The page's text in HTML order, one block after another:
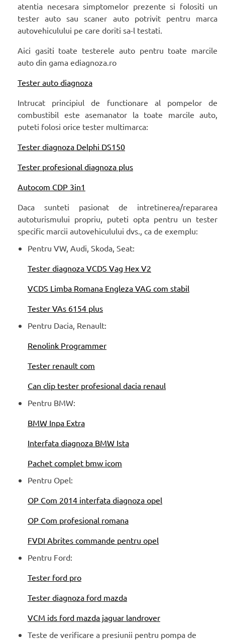
atentia necesara simptomelor prezente si folositi un
tester auto sau scaner auto potrivit pentru marca
autovehiculului pe care doriti sa-l testati.
Aici gasiti toate testerele auto pentru toate marcile
auto din gama ediagnoza.ro
Tester auto diagnoza
Intrucat principiul de functionare al pompelor de
combustibil este asemanator la toate marcile auto,
puteti folosi orice tester multimarca:
Tester diagnoza Delphi DS150
Tester profesional diagnoza plus
Autocom CDP 3in1
Daca sunteti pasionat de intretinerea/repararea
autoturismului propriu, puteti opta pentru un tester
specific marcii autovehiculului dvs., ca de exemplu:
Pentru VW, Audi, Skoda, Seat:
Tester diagnoza VCDS Vag Hex V2
VCDS Limba Romana Engleza VAG com stabil
Tester VAs 6154 plus
Pentru Dacia, Renault:
Renolink Programmer
Tester renault com
Can clip tester profesional dacia renaul
Pentru BMW:
BMW Inpa Extra
Interfata diagnoza BMW Ista
Pachet complet bmw icom
Pentru Opel:
OP Com 2014 interfata diagnoza opel
OP Com profesional romana
FVDI Abrites commande pentru opel
Pentru Ford:
Tester ford pro
Tester diagnoza ford mazda
VCM ids ford mazda jaguar landrover
Teste de verificare a presiunii pentru pompa de